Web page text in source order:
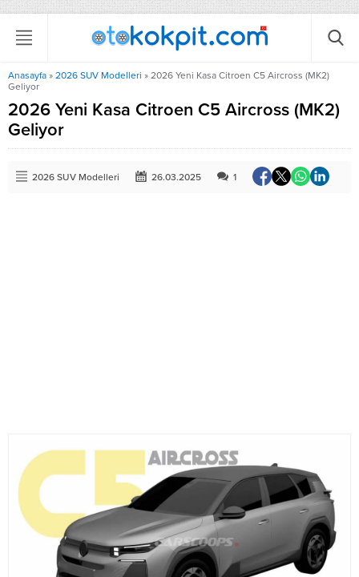
Anasayfa » 2026 SUV Modelleri » 2026 Yeni Kasa Citroen C5 Aircross (MK2)
Geliyor
2026 Yeni Kasa Citroen C5 Aircross (MK2)
Geliyor
2026 SUV Modelleri 26.03.2025 1